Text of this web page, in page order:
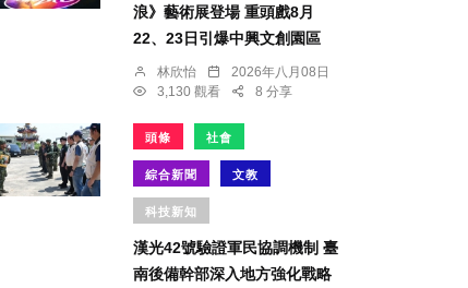
浪》藝術展登場 重頭戲8月
22、23日引爆中興文創園區
林欣怡
2026年八月08日
3,130 觀看
8 分享
頭條 社會
綜合新聞 文教
科技新知
漢光42號驗證軍民協調機制 臺
南後備幹部深入地方強化戰略